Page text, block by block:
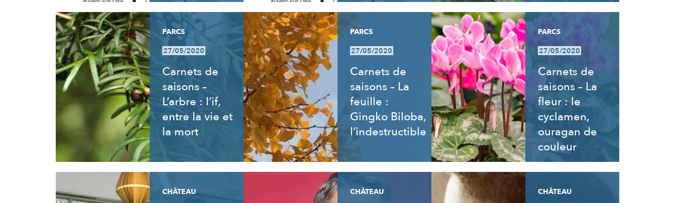
PARCS
27/05/2020
Carnets de
saisons –
L’arbre : l’if,
entre la vie et
la mort
PARCS
27/05/2020
Carnets de
saisons – La
feuille :
Gingko Biloba,
l’indestructible
PARCS
27/05/2020
Carnets de
saisons – La
fleur : le
cyclamen,
ouragan de
couleur
CHÂTEAU
CHÂTEAU
CHÂTEAU